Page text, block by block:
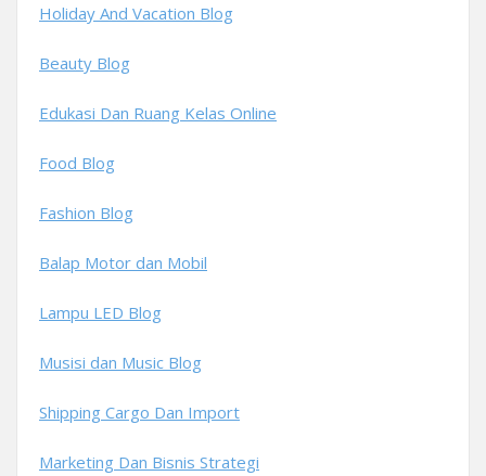
Holiday And Vacation Blog
Beauty Blog
Edukasi Dan Ruang Kelas Online
Food Blog
Fashion Blog
Balap Motor dan Mobil
Lampu LED Blog
Musisi dan Music Blog
Shipping Cargo Dan Import
Marketing Dan Bisnis Strategi